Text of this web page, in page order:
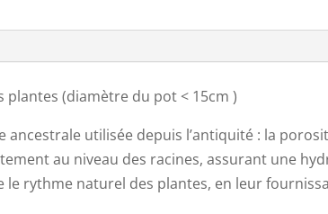
LES
plantes (diamètre du pot < 15cm )
ancestrale utilisée depuis l’antiquité : la
au niveau des racines, assurant une
le rythme naturel des plantes, en leur